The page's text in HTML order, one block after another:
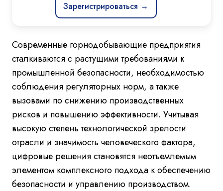
Зарегистрироваться →
Современные горнодобывающие предприятия
сталкиваются с растущими требованиями к
промышленной безопасности, необходимостью
соблюдения регуляторных норм, а также
вызовами по снижению производственных
рисков и повышению эффективности. Учитывая
высокую степень технологической зрелости
отрасли и значимость человеческого фактора,
цифровые решения становятся неотъемлемым
элементом комплексного подхода к обеспечению
безопасности и управлению производством.